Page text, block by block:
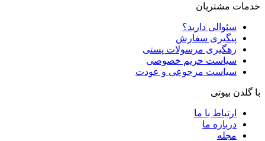
خدمات مشتریان
سئوالی دارید؟
پیگیری سفارش
رهگیری مرسولات پستی
سیاست حریم خصوصی
سیاست مرجوعی و عودت
با گلدن بیوتی
ارتباط با ما
درباره ما
مجله